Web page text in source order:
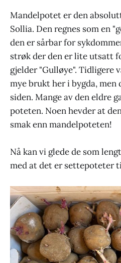
Mandelpotet er den
Sollia. Den regnes som en
den er sårbar for
strøk der den er lite utsatt
gjelder "Gulløye". Tidligere
mye brukt her i bygda, men
siden. Mange av den eldre
poteten. Noen hevder at
smak enn mandelpoteten!
Nå kan vi glede de som
med at det er settepoteter